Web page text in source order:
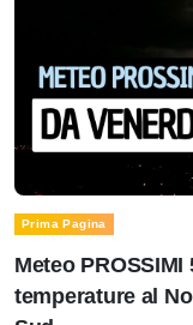
Prima Pagina
Meteo
temperature al